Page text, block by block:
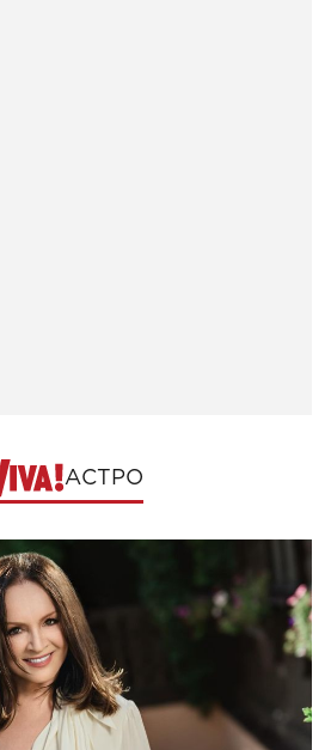
АСТРО